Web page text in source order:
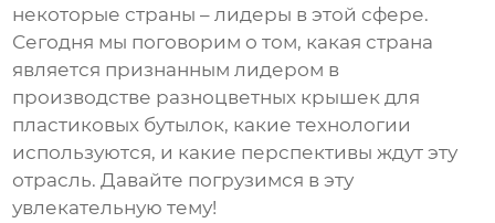
некоторые страны – лидеры в этой сфере.
Сегодня мы поговорим о том, какая страна
является признанным лидером в
производстве разноцветных крышек для
пластиковых бутылок, какие технологии
используются, и какие перспективы ждут эту
отрасль. Давайте погрузимся в эту
увлекательную тему!